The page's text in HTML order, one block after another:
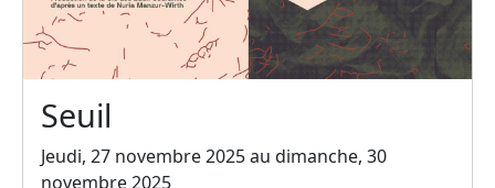
Seuil
Jeudi, 27 novembre 2025 au dimanche, 30
novembre 2025